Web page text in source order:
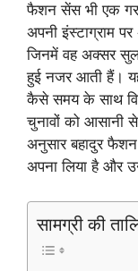
फैशन सेंस भी एक गरम
अपनी इंस्टाग्राम
जिनमें वह अक्सर
हुई नजर आती हैं।
कैसे समय के साथ
चुनावों को आसानी
अनुसार बहादुर
अपना लिया है और
सामग्री की